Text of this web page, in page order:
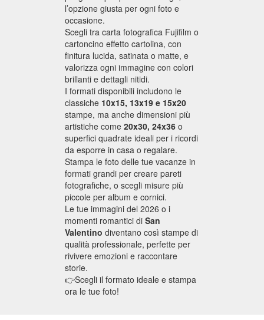
Panoramiche
l’opzione giusta per ogni foto e
occasione.
Scegli tra carta fotografica Fujifilm o
cartoncino effetto cartolina, con
finitura lucida, satinata o matte, e
valorizza ogni immagine con colori
brillanti e dettagli nitidi.
I formati disponibili includono le
classiche 10x15, 13x19 e 15x20
stampe, ma anche dimensioni più
artistiche come 20x30, 24x36 o
superfici quadrate ideali per i ricordi
da esporre in casa o regalare.
Stampa le foto delle tue vacanze in
formati grandi per creare pareti
fotografiche, o scegli misure più
piccole per album e cornici.
Le tue immagini del 2026 o i
momenti romantici di San
Valentino diventano così stampe di
qualità professionale, perfette per
rivivere emozioni e raccontare
storie.
👉Scegli il formato ideale e stampa
ora le tue foto!